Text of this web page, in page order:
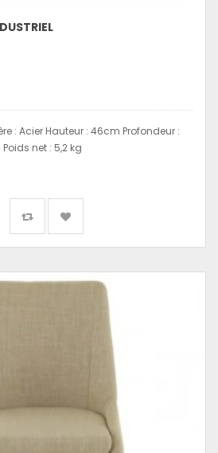
: Acier Hauteur : 46cm Profondeur :
net : 5,2 kg